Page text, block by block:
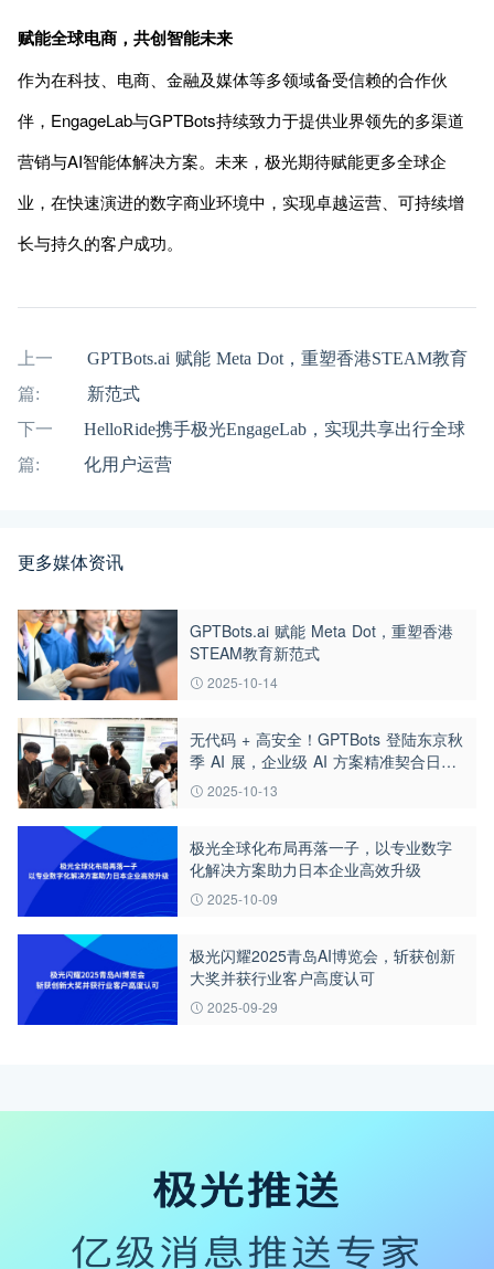
赋能全球电商，共创智能未来
作为在科技、电商、金融及媒体等多领域备受信赖的合作伙
伴，EngageLab与GPTBots持续致力于提供业界领先的多渠道
营销与AI智能体解决方案。未来，极光期待赋能更多全球企
业，在快速演进的数字商业环境中，实现卓越运营、可持续增
长与持久的客户成功。
上一
篇:
GPTBots.ai 赋能 Meta Dot，重塑香港STEAM教育
新范式
下一
篇:
HelloRide携手极光EngageLab，实现共享出行全球
化用户运营
更多媒体资讯
GPTBots.ai 赋能 Meta Dot，重塑香港
STEAM教育新范式
2025-10-14
无代码 + 高安全！GPTBots 登陆东京秋
季 AI 展，企业级 AI 方案精准契合日本
DX 需求
2025-10-13
极光全球化布局再落一子，以专业数字
化解决方案助力日本企业高效升级
2025-10-09
极光闪耀2025青岛AI博览会，斩获创新
大奖并获行业客户高度认可
2025-09-29